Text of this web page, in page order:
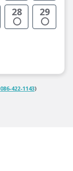
28 29
086-422-1143)